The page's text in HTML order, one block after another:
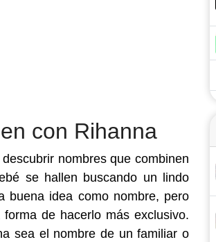
con Rihanna
nombres que combinen
se hallen buscando un lindo
buena idea como nombre, pero
de hacerlo más exclusivo.
sea el nombre de un familiar o